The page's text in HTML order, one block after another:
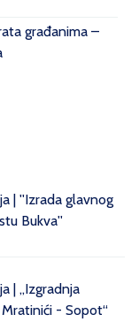
građanima –
| ''Izrada glavnog
Bukva''
| „Izgradnja
- Sopot“